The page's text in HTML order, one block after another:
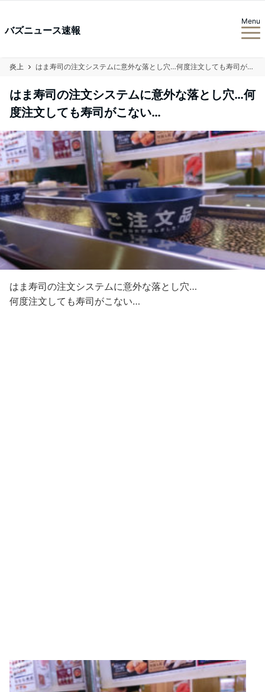
バズニュース速報
Menu
炎上 はま寿司の注文システムに意外な落とし穴…何度注文しても寿司がこない…
はま寿司の注文システムに意外な落とし穴…何
度注文しても寿司がこない…
はま寿司の注文システムに意外な落とし穴…
何度注文しても寿司がこない…